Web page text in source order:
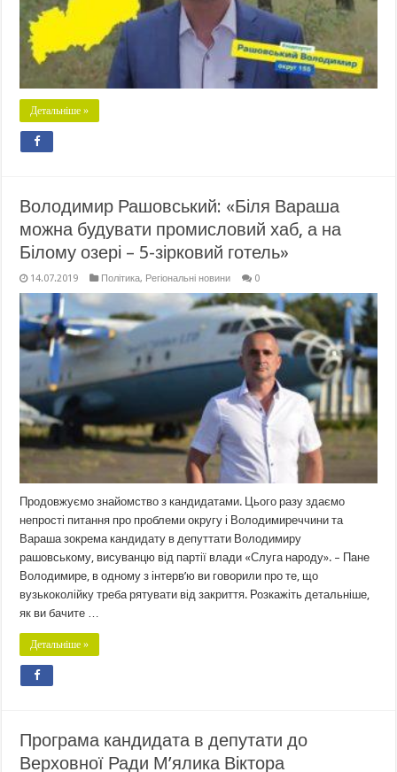
Детальніше »
Володимир Рашовський: «Біля Вараша
можна будувати промисловий хаб, а на
Білому озері – 5-зірковий готель»
14.07.2019 Політика, Регіональні новини 0
Продовжуємо знайомство з кандидатами. Цього разу здаємо
непрості питання про проблеми округу і Володимиреччини та
Вараша зокрема кандидату в депуттати Володимиру
рашовському, висуванцю від партії влади «Слуга народу». – Пане
Володимире, в одному з інтерв’ю ви говорили про те, що
вузькоколійку треба рятувати від закриття. Розкажіть детальніше,
як ви бачите …
Детальніше »
Програма кандидата в депутати до
Верховної Ради М’ялика Віктора